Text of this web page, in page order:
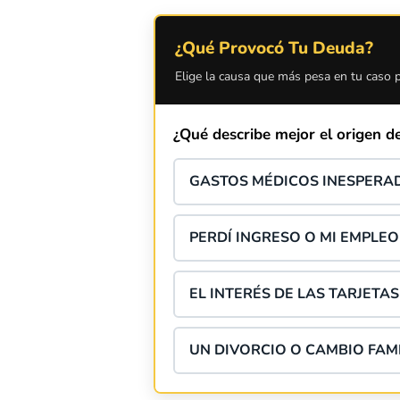
¿Qué Provocó Tu Deuda?
Elige la causa que más pesa en tu caso
¿Qué describe mejor el origen
GASTOS MÉDICOS
PERDÍ INGRESO O MI EMPLEO
EL INTERÉS DE LAS
UN DIVORCIO O CAMBIO